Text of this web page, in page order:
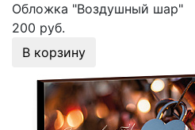
Обложка "Воздушный шар"
200 руб.
В корзину